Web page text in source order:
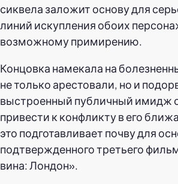
сиквела заложит основу для
линий искупления обоих
возможному примирению.
Концовка намекала на
не только арестовали, но и
выстроенный публичный имидж
привести к конфликту в его
это подготавливает почву для
подтвержденного третьего
вина: Лондон».